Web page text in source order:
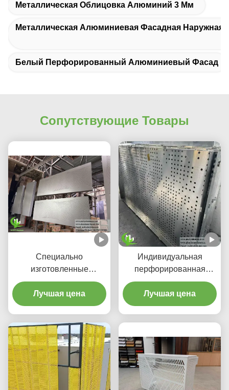
Металлическая Облицовка Алюминий 3 Мм
Металлическая Алюминиевая Фасадная Наружная
Белый Перфорированный Алюминиевый Фасад
Сопутствующие Товары
Специально
изготовленные
гредиентные
перфорированные
алюминиевые фасады и
Лучшая цена
Индивидуальная
перфорированная
алюминиевая
потолочная система с
подсветкой, встроенным
вырезанными лазером
на станке с ЧПУ
Лучшая цена